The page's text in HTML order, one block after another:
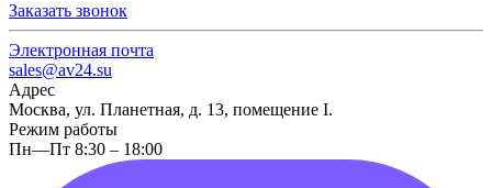
Заказать звонок
Электронная почта
sales@av24.su
Адрес
Москва, ул. Планетная, д. 13, помещение I.
Режим работы
Пн—Пт 8:30 – 18:00